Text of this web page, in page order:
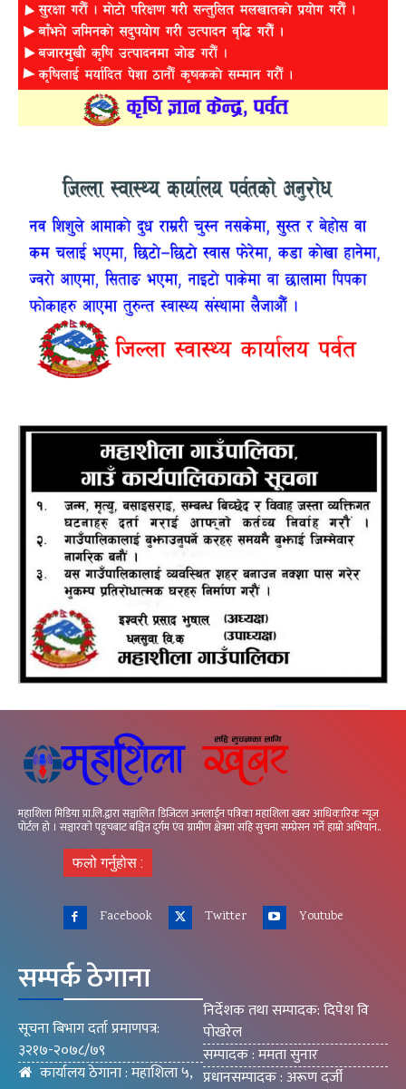
महाशिला मिडिया प्रा.लि.द्वारा सञ्चालित डिजिटल अनलाईन पत्रिका महाशिला खबर आधिकारिक न्यूज
पोर्टल हो । सञ्चारको पहुचबाट बञ्चित दुर्गम एंव ग्रामीण क्षेत्रमा सहि सुचना सम्प्रेसन गर्ने हाम्रो अभियान..
फलो गर्नुहोस :
Facebook Twitter Youtube
सम्पर्क ठेगाना
सूचना बिभाग दर्ता प्रमाणपत्र:
३२१७-२०७८/७९
कार्यालय ठेगाना : महाशिला ५,
निर्देशक तथा सम्पादक: दिपेश वि
पोखरेल
सम्पादक : ममता सुनार
प्रधानसम्पादक : अरूण दर्जी